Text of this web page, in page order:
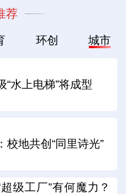
荐
环创 城市
“水上电梯”将成型
校地共创“同里诗光”
级工厂”有何魔力？